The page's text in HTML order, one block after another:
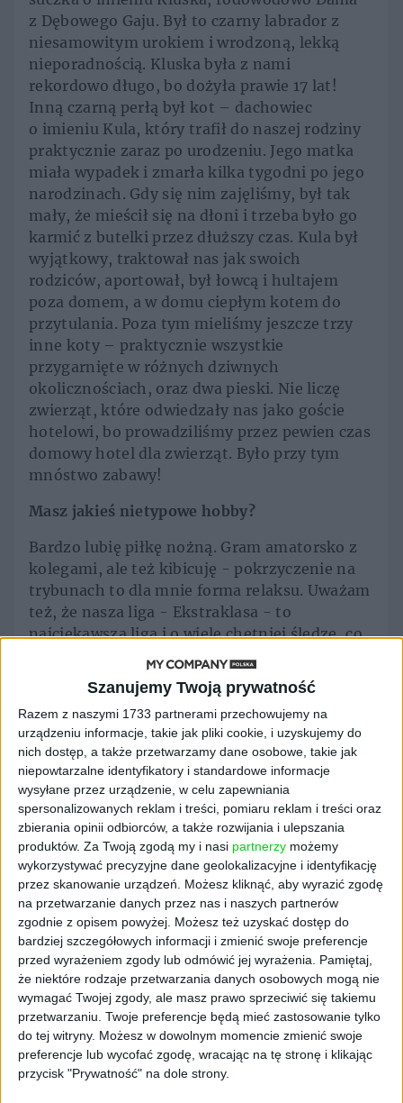
Szanujemy Twoją prywatność
Razem z naszymi 1733 partnerami przechowujemy na
urządzeniu informacje, takie jak pliki cookie, i uzyskujemy do
nich dostęp, a także przetwarzamy dane osobowe, takie jak
niepowtarzalne identyfikatory i standardowe informacje
wysyłane przez urządzenie, w celu zapewniania
spersonalizowanych reklam i treści, pomiaru reklam i treści oraz
zbierania opinii odbiorców, a także rozwijania i ulepszania
produktów. Za Twoją zgodą my i nasi partnerzy możemy
wykorzystywać precyzyjne dane geolokalizacyjne i identyfikację
przez skanowanie urządzeń. Możesz kliknąć, aby wyrazić zgodę
na przetwarzanie danych przez nas i naszych partnerów
zgodnie z opisem powyżej. Możesz też uzyskać dostęp do
bardziej szczegółowych informacji i zmienić swoje preferencje
przed wyrażeniem zgody lub odmówić jej wyrażenia.
Pamiętaj,
że niektóre rodzaje przetwarzania danych osobowych mogą nie
wymagać Twojej zgody, ale masz prawo sprzeciwić się takiemu
przetwarzaniu. Twoje preferencje będą mieć zastosowanie tylko
do tej witryny. Możesz w dowolnym momencie zmienić swoje
preferencje lub wycofać zgodę, wracając na tę stronę i klikając
przycisk "Prywatność" na dole strony.
z Dębowego Gaju. Był to czarny labrador z
niesamowitym urokiem i wrodzoną, lekką
nieporadnością. Kluska była z nami
rekordowo długo, bo dożyła prawie 17 lat!
Inną czarną perłą był kot – dachowiec
o imieniu Kula, który trafił do naszej rodziny
praktycznie zaraz po urodzeniu. Jego matka
miała wypadek i zmarła kilka tygodni po jego
narodzinach. Gdy się nim zajęliśmy, był tak
mały, że mieścił się na dłoni i trzeba było go
karmić z butelki przez dłuższy czas. Kula był
wyjątkowy, traktował nas jak swoich
rodziców, aportował, był łowcą i hultajem
poza domem, a w domu ciepłym kotem do
przytulania. Poza tym mieliśmy jeszcze trzy
inne koty – praktycznie wszystkie
przygarnięte w różnych dziwnych
okolicznościach, oraz dwa pieski. Nie liczę
zwierząt, które odwiedzały nas jako goście
hotelowi, bo prowadziliśmy przez pewien czas
domowy hotel dla zwierząt. Było przy tym
mnóstwo zabawy!
Masz jakieś nietypowe hobby?
Bardzo lubię piłkę nożną. Gram amatorsko z
kolegami, ale też kibicuję - pokrzyczenie na
trybunach to dla mnie forma relaksu. Uważam
też, że nasza liga - Ekstraklasa - to
najciekawsza liga i o wiele chętniej śledzę, co
dzieje się na rodzimym podwórku, niż w
czołowych ligach jak angielska czy włoska. To
pewnie dość nietypowe i niezrozumiałe dla
wielu osób, ale takie są fakty!
Osoba, którą chciałbyś poznać na żywo to...?
Moim pierwszym wyborem byłby Elon Musk.
To geniusz, który szalone pomysły potrafi
przeradzać w fantastyczne projekty
i skutecznie je realizować. Niesamowite jest
też spektrum działań, jakimi się zajmuje –
kiedyś PayPal, teraz Tesla, SpaceX, SolarCity,
Hyperloop czy The Boring Company. Każdy
projekt jest niebywały, rewolucyjny,
a jednocześnie osadzony w biznesowych
realiach. Chce robić to, co robimy obecnie, ale
lepiej i taniej, co w konsekwencji będzie pchać
do przodu całą ludzkość.
Na własny biznes zdecydowałeś się po